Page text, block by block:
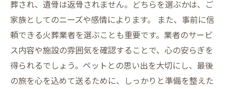
葬され、遺骨は返骨されません。どちらを選ぶかは、ご
家族としてのニーズや感情によります。 また、事前に信
頼できる火葬業者を選ぶことも重要です。業者のサービ
ス内容や施設の雰囲気を確認することで、心の安らぎを
得られるでしょう。ペットとの思い出を大切にし、最後
の旅を心を込めて送るために、しっかりと準備を整えた